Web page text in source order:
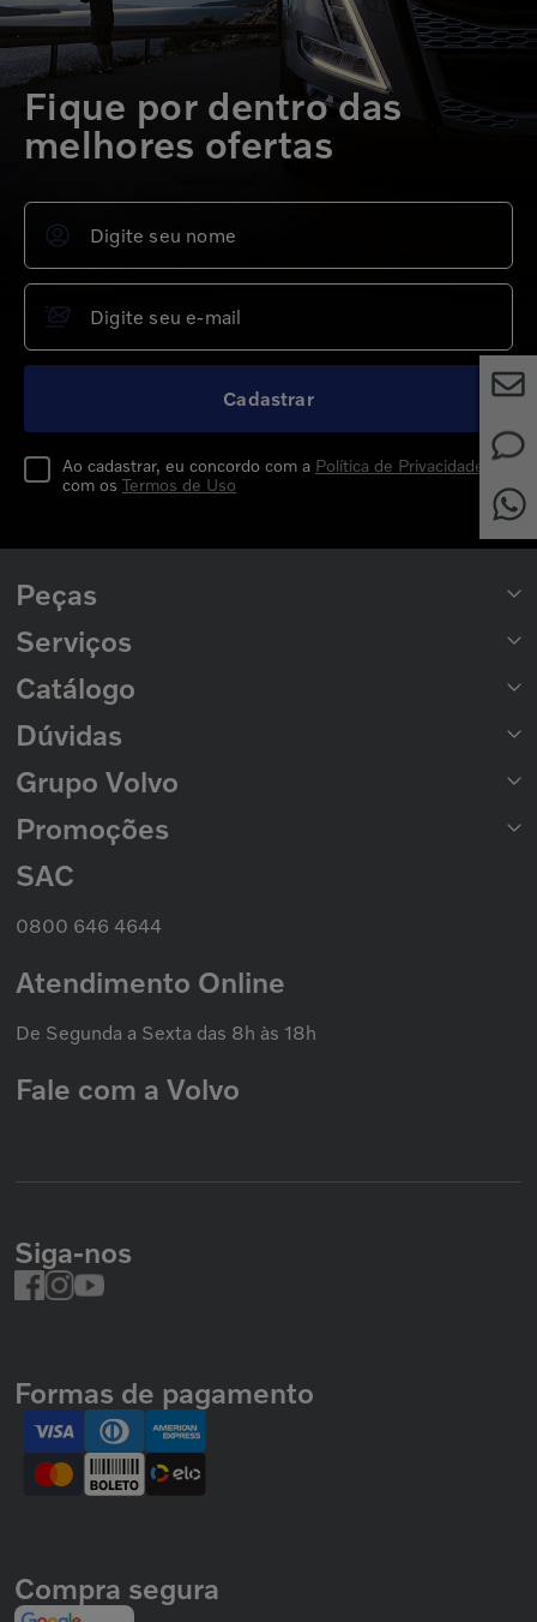
Fique por dentro das
melhores ofertas
Cadastrar
Ao cadastrar, eu concordo com a Política de Privacidade e
com os Termos de Uso
Peças
Peças para Caminhões
Peças para Ônibus
Serviços
Rede de Concessionárias
2ª Via de Boleto
Catálogo
Catálogo de Peças
Catálogo Nacional de Motores
Dúvidas
Formas de Pagamento
Prazo de Entrega
Trocas e Devoluções
Política de Privacidade
Cookies
Política de Garantias
Grupo Volvo
Seminovos Volvo
Volvo Caminhões
Volvo Ônibus
Grupo Volvo
Promoções
Promoção Nacional
SAC
0800 646 4644
Atendimento Online
De Segunda a Sexta das 8h às 18h
Fale com a Volvo
Siga-nos
Formas de pagamento
Compra segura